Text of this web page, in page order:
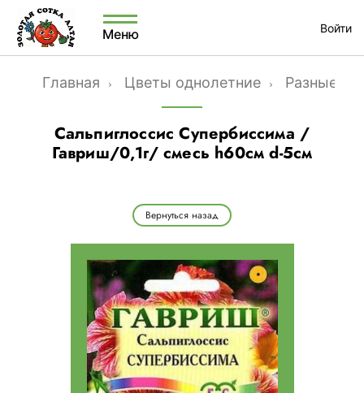
Меню Войти
Главная Цветы однолетние Разные
Сальпиглоссис Супербиссима /
Гавриш/0,1г/ смесь h60см d-5см
Вернуться назад